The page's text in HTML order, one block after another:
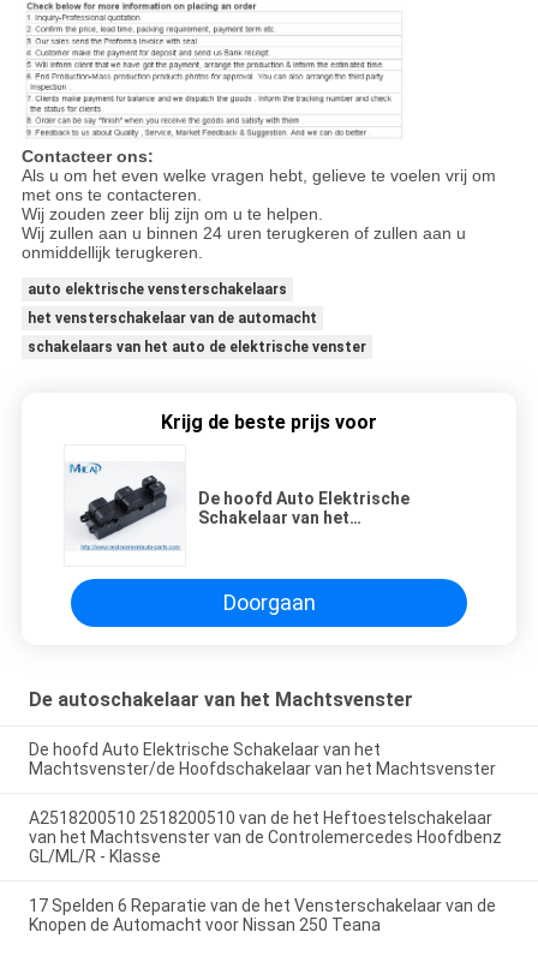
Contacteer ons:
Als u om het even welke vragen hebt, gelieve te voelen vrij om
met ons te contacteren.
Wij zouden zeer blij zijn om u te helpen.
Wij zullen aan u binnen 24 uren terugkeren of zullen aan u
onmiddellijk terugkeren.
auto elektrische vensterschakelaars
het vensterschakelaar van de automacht
schakelaars van het auto de elektrische venster
Krijg de beste prijs voor
De hoofd Auto Elektrische
Schakelaar van het
Machtsvenster
Doorgaan
De autoschakelaar van het Machtsvenster
De hoofd Auto Elektrische Schakelaar van het
Machtsvenster/de Hoofdschakelaar van het Machtsvenster
A2518200510 2518200510 van de het Heftoestelschakelaar
van het Machtsvenster van de Controlemercedes Hoofdbenz
GL/ML/R - Klasse
17 Spelden 6 Reparatie van de het Vensterschakelaar van de
Knopen de Automacht voor Nissan 250 Teana